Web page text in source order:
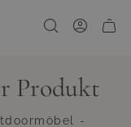
Produkt
-